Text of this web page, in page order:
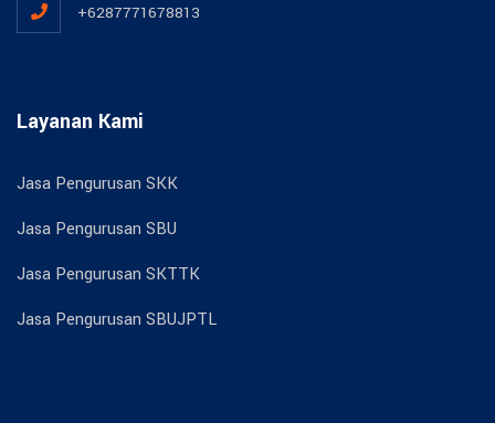
+6287771678813
Layanan Kami
Jasa Pengurusan SKK
Jasa Pengurusan SBU
Jasa Pengurusan SKTTK
Jasa Pengurusan SBUJPTL